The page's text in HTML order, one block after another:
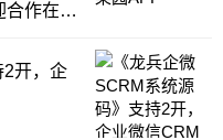
合作在我
成功，
者方法
2开，企